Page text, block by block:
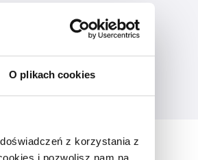
O plikach cookies
z korzystania z
i pozwolisz nam na